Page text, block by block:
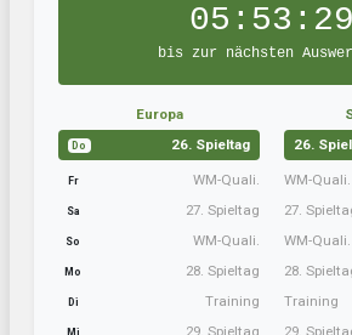
05:53:28
bis zur nächsten
Europa
Do 26. Spieltag
Fr WM-Quali.
Sa 27. Spieltag
So WM-Quali.
Mo 28. Spieltag
Di Training
Mi 29. Spieltag
26.
WM-Quali.
27.
WM-Quali.
28.
Training
29.